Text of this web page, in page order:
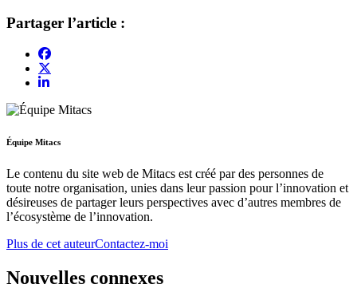
Partager l’article :
Équipe Mitacs
Le contenu du site web de Mitacs est créé par des personnes de
toute notre organisation, unies dans leur passion pour l’innovation et
désireuses de partager leurs perspectives avec d’autres membres de
l’écosystème de l’innovation.
Plus de cet auteurContactez-moi
Nouvelles connexes